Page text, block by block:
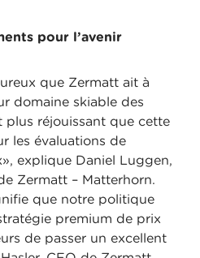
pour l’avenir
que Zermatt ait à
domaine skiable des
plus réjouissant que cette
les évaluations de
explique Daniel Luggen,
Zermatt – Matterhorn.
que notre politique
premium de prix
de passer un excellent